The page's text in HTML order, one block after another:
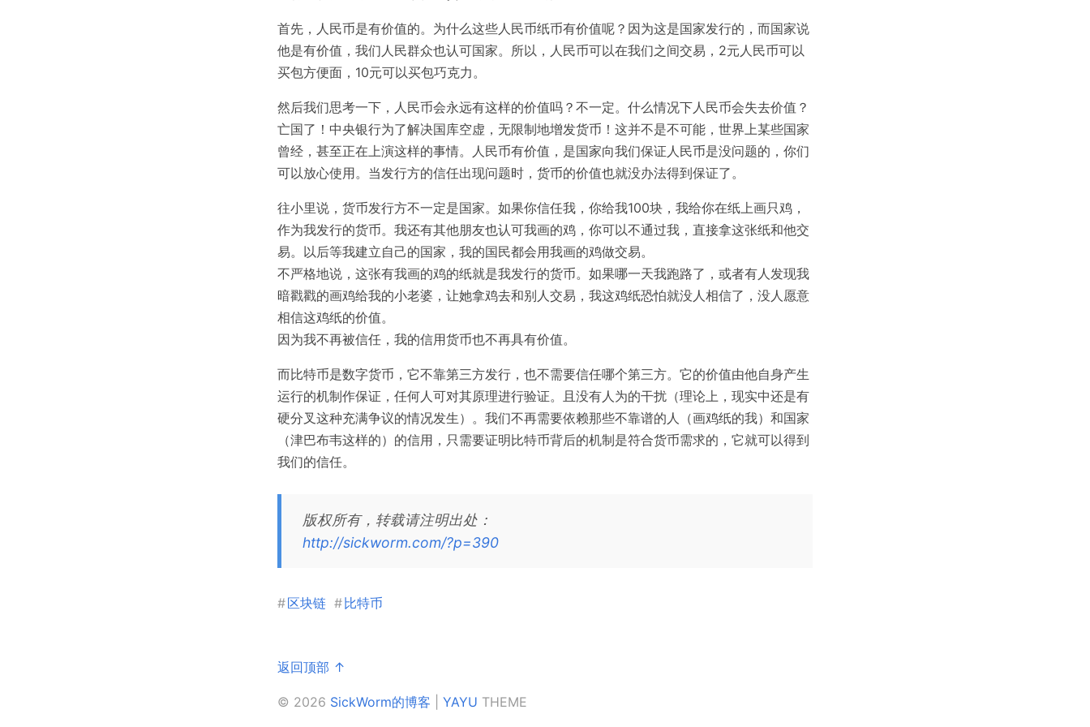
首先，人民币是有价值的。为什么这些人民币纸币有价值呢？因为这是国家发行的，而国家说
他是有价值，我们人民群众也认可国家。所以，人民币可以在我们之间交易，2元人民币可以
买包方便面，10元可以买包巧克力。
然后我们思考一下，人民币会永远有这样的价值吗？不一定。什么情况下人民币会失去价值？
亡国了！中央银行为了解决国库空虚，无限制地增发货币！这并不是不可能，世界上某些国家
曾经，甚至正在上演这样的事情。人民币有价值，是国家向我们保证人民币是没问题的，你们
可以放心使用。当发行方的信任出现问题时，货币的价值也就没办法得到保证了。
往小里说，货币发行方不一定是国家。如果你信任我，你给我100块，我给你在纸上画只鸡，
作为我发行的货币。我还有其他朋友也认可我画的鸡，你可以不通过我，直接拿这张纸和他交
易。以后等我建立自己的国家，我的国民都会用我画的鸡做交易。
不严格地说，这张有我画的鸡的纸就是我发行的货币。如果哪一天我跑路了，或者有人发现我
暗戳戳的画鸡给我的小老婆，让她拿鸡去和别人交易，我这鸡纸恐怕就没人相信了，没人愿意
相信这鸡纸的价值。
因为我不再被信任，我的信用货币也不再具有价值。
而比特币是数字货币，它不靠第三方发行，也不需要信任哪个第三方。它的价值由他自身产生
运行的机制作保证，任何人可对其原理进行验证。且没有人为的干扰（理论上，现实中还是有
硬分叉这种充满争议的情况发生）。我们不再需要依赖那些不靠谱的人（画鸡纸的我）和国家
（津巴布韦这样的）的信用，只需要证明比特币背后的机制是符合货币需求的，它就可以得到
我们的信任。
版权所有，转载请注明出处：
http://sickworm.com/?p=390
#区块链 # 比特币
返回顶部 ↑
© 2026 SickWorm的博客 YAYU THEME